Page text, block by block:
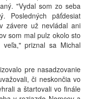
"Vydal som zo seba
Posledných päťdesiat
závere už nevládal ani
som mal pulz okolo sto
priznal sa Michal
pre nasadzovanie
či neskončia vo
a štartovali vo finále